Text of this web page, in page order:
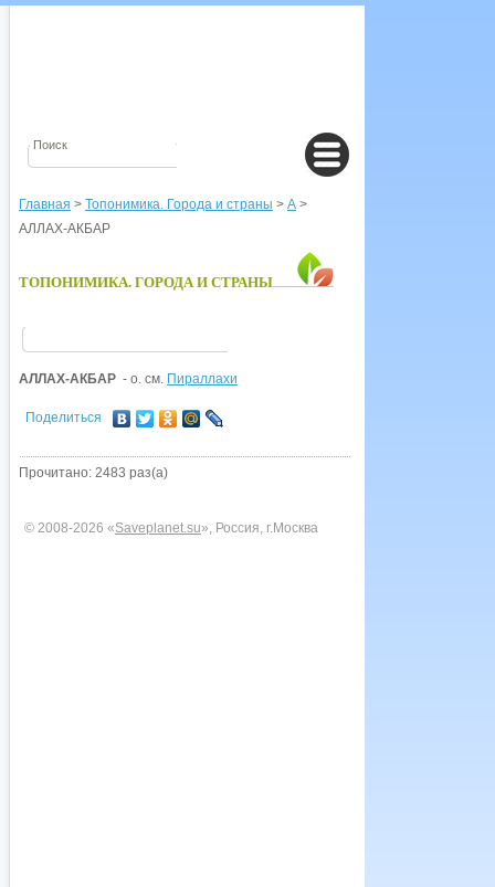
Главная > Топонимика. Города и страны > А >
АЛЛАХ-АКБАР
ТОПОНИМИКА. ГОРОДА И СТРАНЫ
АЛЛАХ-АКБАР - о. см. Пираллахи
Поделиться
Прочитано: 2483 раз(а)
© 2008-2026 «Saveplanet.su», Россия, г.Москва